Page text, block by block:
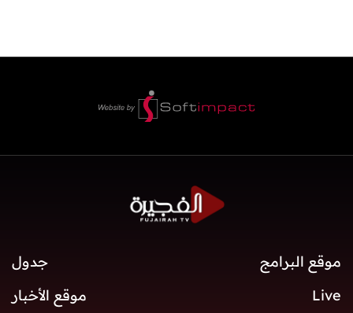
موقع البرامج
جدول
Live
موقع الأخبار